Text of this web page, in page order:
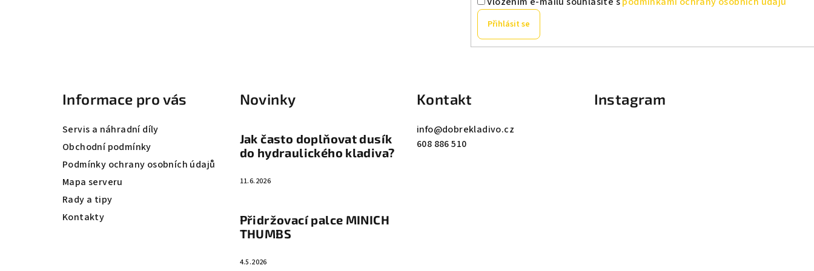
v
Přihlásit se
Informace pro vás
Servis a náhradní díly
Obchodní podmínky
Podmínky ochrany osobních údajů
Mapa serveru
Rady a tipy
Kontakty
Novinky
Jak často doplňovat dusík
do hydraulického kladiva?
11.6.2026
Přidržovací palce MINICH
THUMBS
4.5.2026
Kontakt
info@dobrekladivo.cz
608 886 510
Instagram